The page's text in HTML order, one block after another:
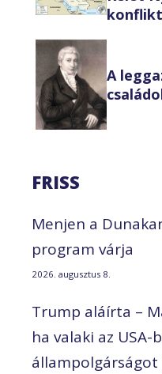
A
FRISS
Menjen a
program várja
2026. augusztus 8.
Trump aláírta –
ha valaki az USA-
állampolgárságot